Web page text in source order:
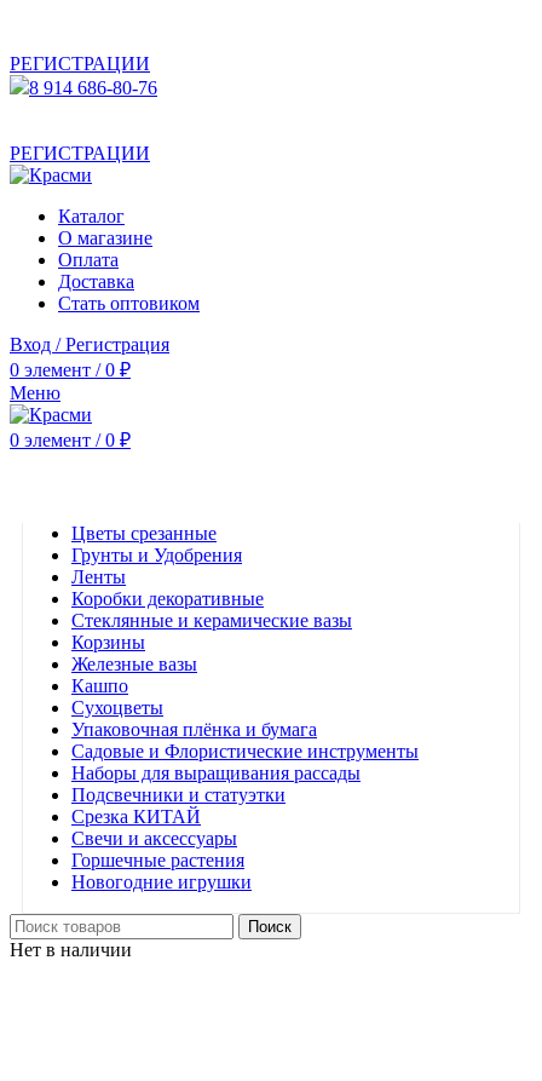
РЕГИСТРАЦИИ
8 914 686-80-76
РЕГИСТРАЦИИ
Каталог
О магазине
Оплата
Доставка
Стать оптовиком
Вход / Регистрация
0 элемент / 0 ₽
Меню
0 элемент / 0 ₽
Цветы срезанные
Грунты и Удобрения
Ленты
Коробки декоративные
Стеклянные и керамические вазы
Корзины
Железные вазы
Кашпо
Сухоцветы
Упаковочная плёнка и бумага
Садовые и Флористические инструменты
Наборы для выращивания рассады
Подсвечники и статуэтки
Срезка КИТАЙ
Свечи и аксессуары
Горшечные растения
Новогодние игрушки
Поиск
Нет в наличии